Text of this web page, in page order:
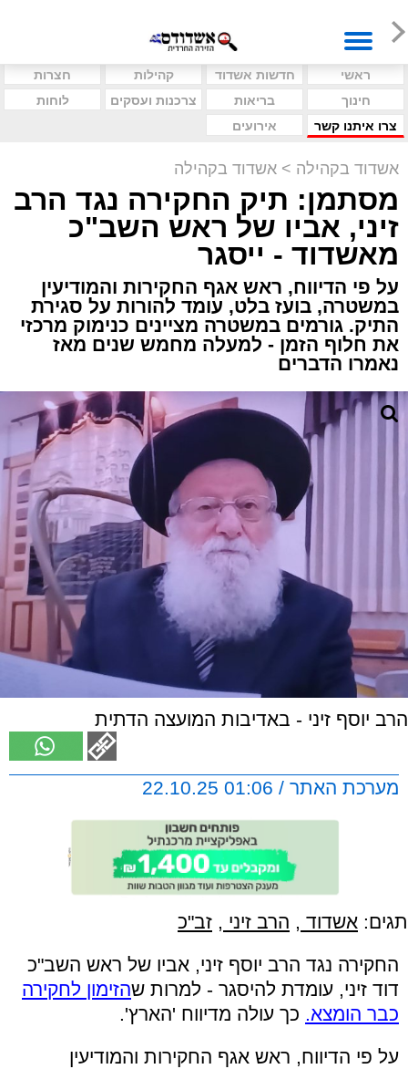
ראשי חדשות אשדוד קהילות
חצרות
חינוך
בריאות צרכנות ועסקים
לוחות
צרו איתנו קשר
אירועים
אשדוד בקהילה > אשדוד בקהילה
מסתמן: תיק החקירה נגד הרב
זיני, אביו של ראש השב"כ
מאשדוד - ייסגר
על פי הדיווח, ראש אגף החקירות והמודיעין
במשטרה, בועז בלט, עומד להורות על סגירת
התיק. גורמים במשטרה מציינים כנימוק מרכזי
את חלוף הזמן - למעלה מחמש שנים מאז
נאמרו הדברים
הרב יוסף זיני - באדיבות המועצה הדתית
מערכת האתר / 01:06 22.10.25
תגים: אשדוד , הרב זיני , זב"כ
החקירה נגד הרב יוסף זיני, אביו של ראש השב"כ
דוד זיני, עומדת להיסגר - למרות שהזימון לחקירה
כבר הומצא. כך עולה מדיווח 'הארץ'.
על פי הדיווח, ראש אגף החקירות והמודיעין